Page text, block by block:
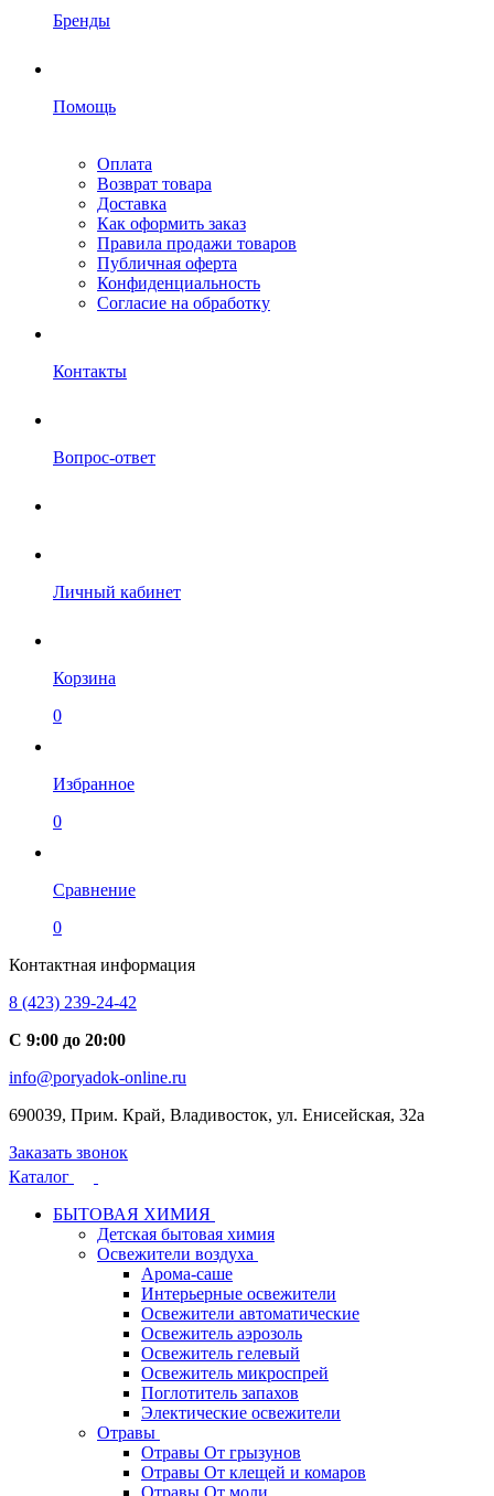
Бренды
Помощь
Оплата
Возврат товара
Доставка
Как оформить заказ
Правила продажи товаров
Публичная оферта
Конфиденциальность
Согласие на обработку
Контакты
Вопрос-ответ
Личный кабинет
Корзина
0
Избранное
0
Сравнение
0
Контактная информация
8 (423) 239-24-42
С 9:00 до 20:00
info@poryadok-online.ru
690039, Прим. Край, Владивосток, ул. Енисейская, 32а
Заказать звонок
Каталог
БЫТОВАЯ ХИМИЯ
Детская бытовая химия
Освежители воздуха
Арома-саше
Интерьерные освежители
Освежители автоматические
Освежитель аэрозоль
Освежитель гелевый
Освежитель микроспрей
Поглотитель запахов
Электические освежители
Отравы
Отравы От грызунов
Отравы От клещей и комаров
Отравы От моли